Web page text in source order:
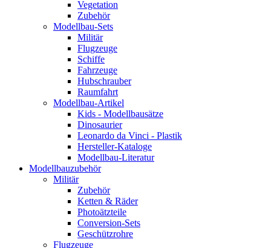
Vegetation
Zubehör
Modellbau-Sets
Militär
Flugzeuge
Schiffe
Fahrzeuge
Hubschrauber
Raumfahrt
Modellbau-Artikel
Kids - Modellbausätze
Dinosaurier
Leonardo da Vinci - Plastik
Hersteller-Kataloge
Modellbau-Literatur
Modellbauzubehör
Militär
Zubehör
Ketten & Räder
Photoätzteile
Conversion-Sets
Geschützrohre
Flugzeuge